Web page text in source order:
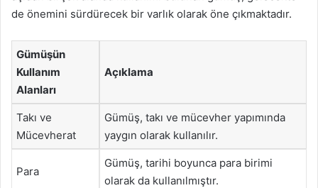
de önemini sürdürecek bir varlık olarak öne çıkmaktadır.
Gümüşün
Kullanım
Alanları
Açıklama
Takı ve
Mücevherat
Gümüş, takı ve mücevher yapımında
yaygın olarak kullanılır.
Para
Gümüş, tarihi boyunca para birimi
olarak da kullanılmıştır.